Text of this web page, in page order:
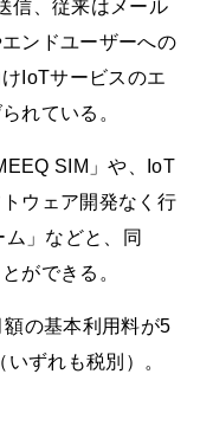
信、従来はメール
ンドユーザーへの
IoTサービスのエ
れている。
SIM」や、IoT
ウェア開発なく行
」などと、同
ができる。
の基本利用料が5
ずれも税別）。